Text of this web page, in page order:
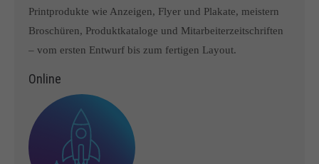
Printprodukte wie Anzeigen, Flyer und Plakate, meistern
Broschüren, Produktkataloge und Mitarbeiterzeitschriften
– vom ersten Entwurf bis zum fertigen Layout.
Online